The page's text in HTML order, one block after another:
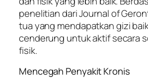
penelitian dariJournal of
tua yang mendapatkan gizi
cenderung untuk aktif secara
fisik.
Mencegah Penyakit Kronis